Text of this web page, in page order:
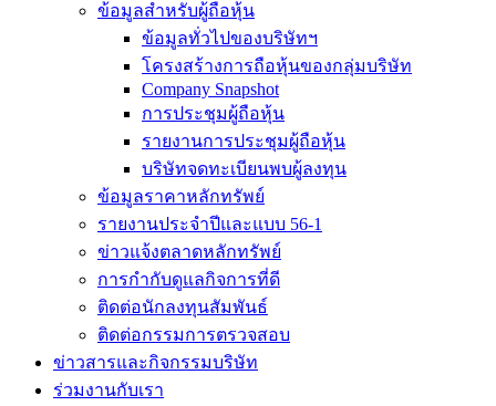
ข้อมูลสำหรับผู้ถือหุ้น
ข้อมูลทั่วไปของบริษัทฯ
โครงสร้างการถือหุ้นของกลุ่มบริษัท
Company Snapshot
การประชุมผู้ถือหุ้น
รายงานการประชุมผู้ถือหุ้น
บริษัทจดทะเบียนพบผู้ลงทุน
ข้อมูลราคาหลักทรัพย์
รายงานประจำปีและแบบ 56-1
ข่าวแจ้งตลาดหลักทรัพย์
การกำกับดูแลกิจการที่ดี
ติดต่อนักลงทุนสัมพันธ์
ติดต่อกรรมการตรวจสอบ
ข่าวสารและกิจกรรมบริษัท
ร่วมงานกับเรา